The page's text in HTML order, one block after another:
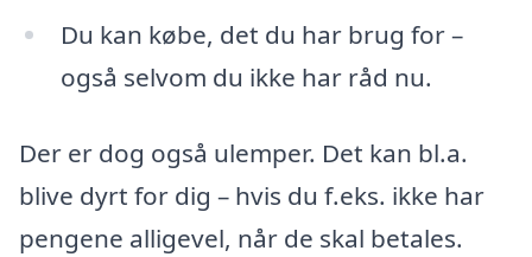
Du kan købe, det du har brug for –
også selvom du ikke har råd nu.
Der er dog også ulemper. Det kan bl.a.
blive dyrt for dig – hvis du f.eks. ikke har
pengene alligevel, når de skal betales.